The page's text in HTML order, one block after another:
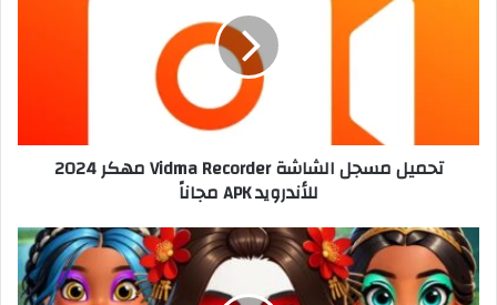
تحميل مسجل الشاشة Vidma Recorder مهكر 2024
للأندرويد APK مجاناً